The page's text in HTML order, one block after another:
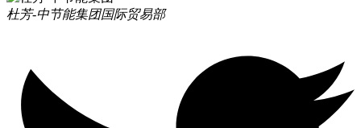
杜芳-中节能集团国际贸易部